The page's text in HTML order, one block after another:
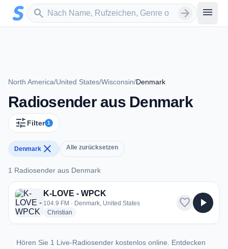
Zum Hauptinhalt springen
search
Sender suchen arrow_forward menu
North America/United States/Wisconsin/Denmark
Radiosender aus Denmark
tune Filter 1
Denmark close Alle zurücksetzen
1 Radiosender aus Denmark
1 Radiosender aus Denmark
K-LOVE - WPCK
104.9 FM · Denmark, United States
Christian
favorite play_arrow
Hören Sie 1 Live-Radiosender kostenlos online. Entdecken